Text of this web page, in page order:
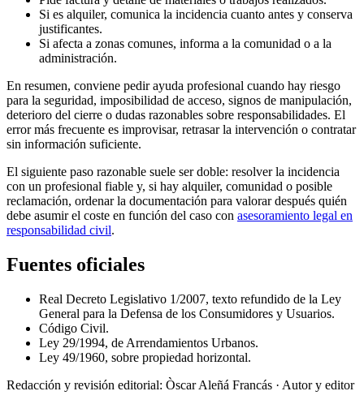
Si es alquiler, comunica la incidencia cuanto antes y conserva
justificantes.
Si afecta a zonas comunes, informa a la comunidad o a la
administración.
En resumen, conviene pedir ayuda profesional cuando hay riesgo
para la seguridad, imposibilidad de acceso, signos de manipulación,
deterioro del cierre o dudas razonables sobre responsabilidades. El
error más frecuente es improvisar, retrasar la intervención o contratar
sin información suficiente.
El siguiente paso razonable suele ser doble: resolver la incidencia
con un profesional fiable y, si hay alquiler, comunidad o posible
reclamación, ordenar la documentación para valorar después quién
debe asumir el coste en función del caso con asesoramiento legal en
responsabilidad civil.
Fuentes oficiales
Real Decreto Legislativo 1/2007, texto refundido de la Ley
General para la Defensa de los Consumidores y Usuarios.
Código Civil.
Ley 29/1994, de Arrendamientos Urbanos.
Ley 49/1960, sobre propiedad horizontal.
Redacción y revisión editorial: Òscar Aleñá Francás · Autor y editor